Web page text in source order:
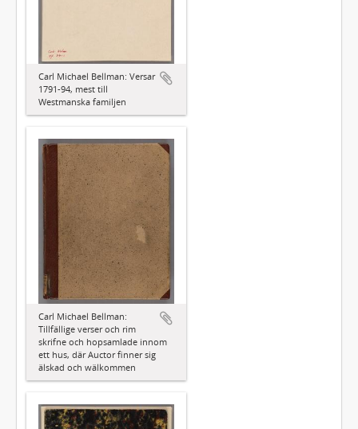
Carl Michael Bellman: Versar
1791-94, mest till
Westmanska familjen
Carl Michael Bellman:
Tillfällige verser och rim
skrifne och hopsamlade innom
ett hus, där Auctor finner sig
älskad och wälkommen